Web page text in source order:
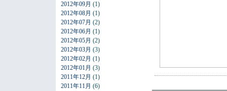
2012年09月 (1)
2012年08月 (1)
2012年07月 (2)
2012年06月 (1)
2012年05月 (2)
2012年03月 (3)
2012年02月 (1)
2012年01月 (3)
2011年12月 (1)
2011年11月 (6)